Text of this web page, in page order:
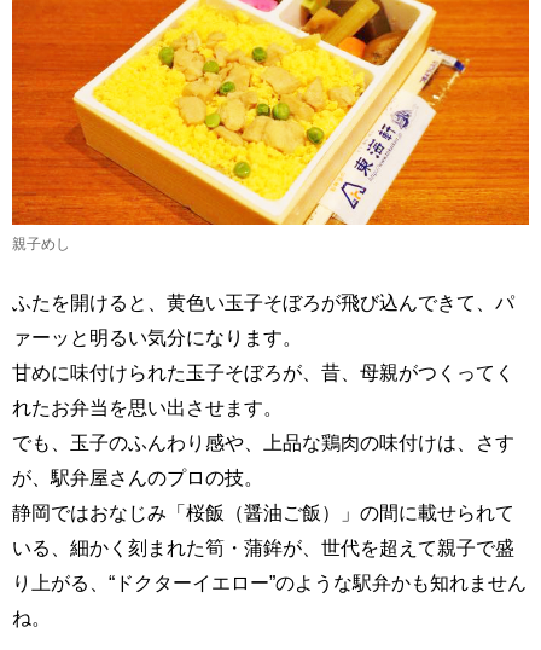
親子めし
ふたを開けると、黄色い玉子そぼろが飛び込んできて、パ
ァーッと明るい気分になります。
甘めに味付けられた玉子そぼろが、昔、母親がつくってく
れたお弁当を思い出させます。
でも、玉子のふんわり感や、上品な鶏肉の味付けは、さす
が、駅弁屋さんのプロの技。
静岡ではおなじみ「桜飯（醤油ご飯）」の間に載せられて
いる、細かく刻まれた筍・蒲鉾が、世代を超えて親子で盛
り上がる、“ドクターイエロー”のような駅弁かも知れません
ね。